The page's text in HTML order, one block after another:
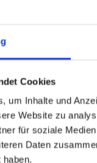
Cookies
um Inhalte und
Website zu
für soziale
Daten
rechts mit